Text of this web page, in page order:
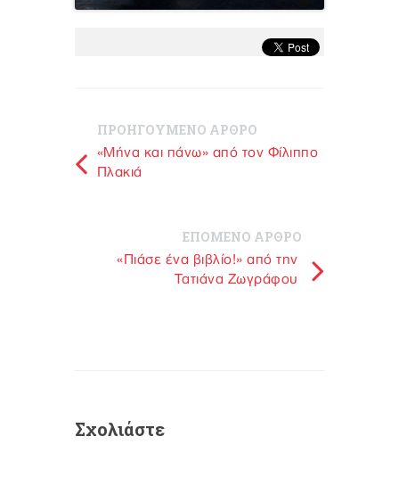
ΠΡΟΗΓΟΥΜΕΝΟ ΑΡΘΡΟ
«Μήνα και πάνω» από τον Φίλιππο
Πλακιά
ΕΠΟΜΕΝΟ ΑΡΘΡΟ
«Πιάσε ένα βιβλίο!» από την
Τατιάνα Ζωγράφου
Σχολιάστε